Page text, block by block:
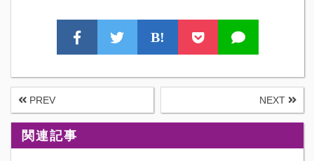
B!
PREV NEXT
関連記事